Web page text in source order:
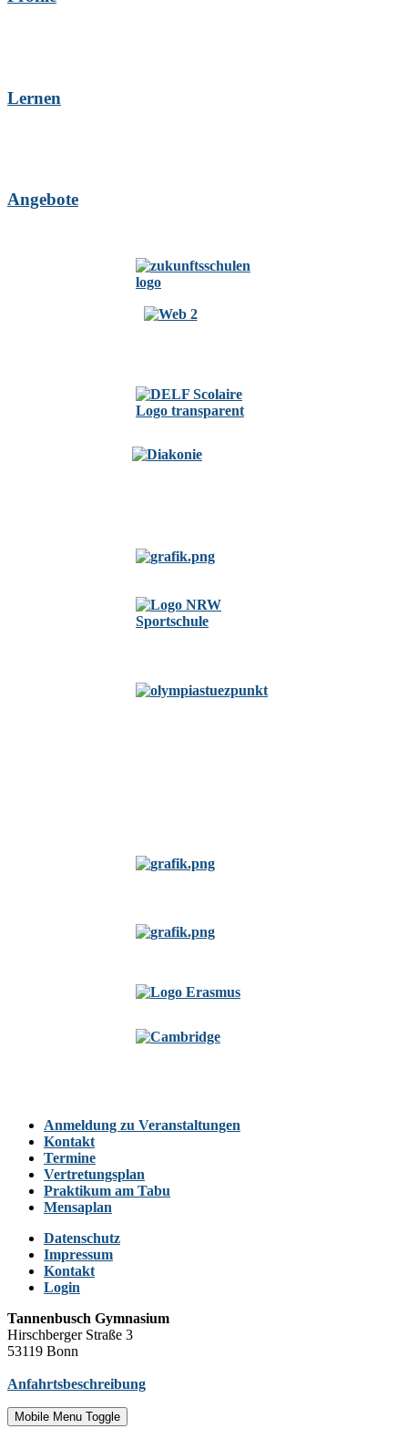
Lernen
Angebote
Anmeldung zu Veranstaltungen
Kontakt
Termine
Vertretungsplan
Praktikum am Tabu
Mensaplan
Datenschutz
Impressum
Kontakt
Login
Tannenbusch Gymnasium
Hirschberger Straße 3
53119 Bonn
Anfahrtsbeschreibung
Mobile Menu Toggle